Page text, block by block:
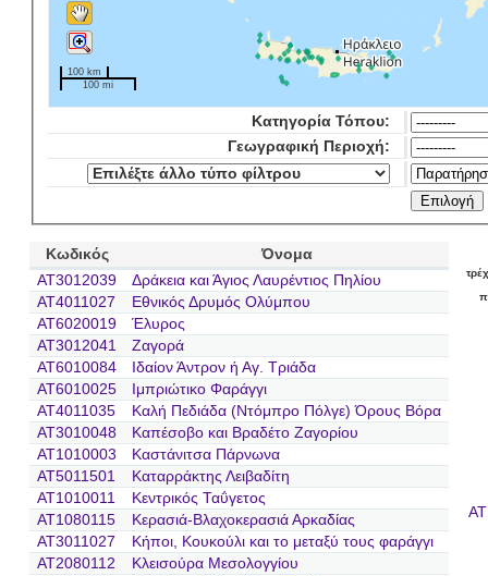
100 km
100 mi
Κατηγορία Τόπου:
Γεωγραφική Περιοχή:
Κωδικός
Όνομα
AT3012039
Δράκεια και Άγιος Λαυρέντιος Πηλίου
AT4011027
Εθνικός Δρυμός Ολύμπου
AT6020019
Έλυρος
AT3012041
Ζαγορά
AT6010084
Ιδαίον Άντρον ή Αγ. Τριάδα
AT6010025
Ιμπριώτικο Φαράγγι
AT4011035
Καλή Πεδιάδα (Ντόμπρο Πόλγε) Όρους Βόρα
AT3010048
Καπέσοβο και Βραδέτο Ζαγορίου
AT1010003
Καστάνιτσα Πάρνωνα
AT5011501
Καταρράκτης Λειβαδίτη
AT1010011
Κεντρικός Ταΰγετος
AT1080115
Κερασιά-Βλαχοκερασιά Αρκαδίας
AT3011027
Κήποι, Κουκούλι και το μεταξύ τους φαράγγι
AT2080112
Κλεισούρα Μεσολογγίου